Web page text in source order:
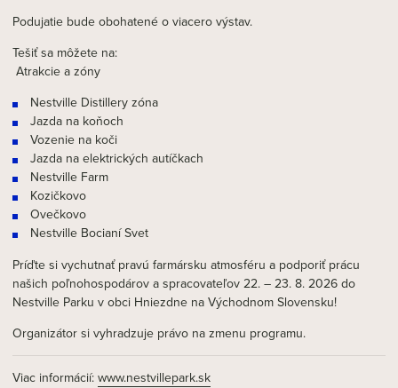
Podujatie bude obohatené o viacero výstav.
Tešiť sa môžete na:
Atrakcie a zóny
Nestville Distillery zóna
Jazda na koňoch
Vozenie na koči
Jazda na elektrických autíčkach
Nestville Farm
Kozičkovo
Ovečkovo
Nestville Bocianí Svet
Príďte si vychutnať pravú farmársku atmosféru a podporiť prácu
našich poľnohospodárov a spracovateľov 22. – 23. 8. 2026 do
Nestville Parku v obci Hniezdne na Východnom Slovensku!
Organizátor si vyhradzuje právo na zmenu programu.
Viac informácií: www.nestvillepark.sk